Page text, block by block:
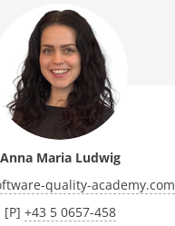
Anna Maria Ludwig
quality-academy.com
[P] +43 5 0657-458